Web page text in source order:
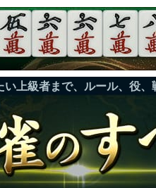
上級者まで、ルール、役